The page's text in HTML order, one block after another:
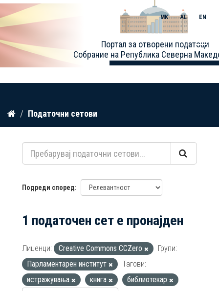
Прескокнете
содржина
Портал за отворени податоци
Собрание на Република Северна
MK AL EN
Toggle
Податочни сетови
Подреди според
1 податочен сет е пронајден
Лиценци: Creative Commons CCZero
Групи:
Парламентарен институт
Тагови:
истражувања
книга библиотекар